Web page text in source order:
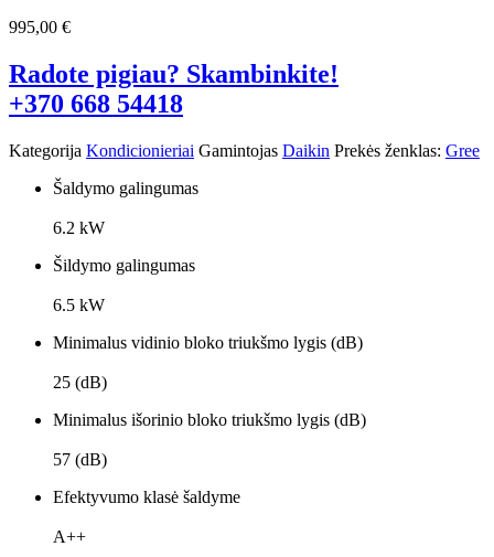
995,00 €
Radote pigiau? Skambinkite!
+370 668 54418
Kategorija Kondicionieriai Gamintojas Daikin Prekės ženklas: Gree
Šaldymo galingumas
6.2 kW
Šildymo galingumas
6.5 kW
Minimalus vidinio bloko triukšmo lygis (dB)
25 (dB)
Minimalus išorinio bloko triukšmo lygis (dB)
57 (dB)
Efektyvumo klasė šaldyme
A++